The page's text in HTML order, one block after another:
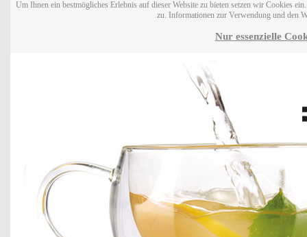
Um Ihnen ein bestmögliches Erlebnis auf dieser Website zu bieten setzen wir Cookies
zu. Informationen zur Verwendung und den
Nur essenzielle